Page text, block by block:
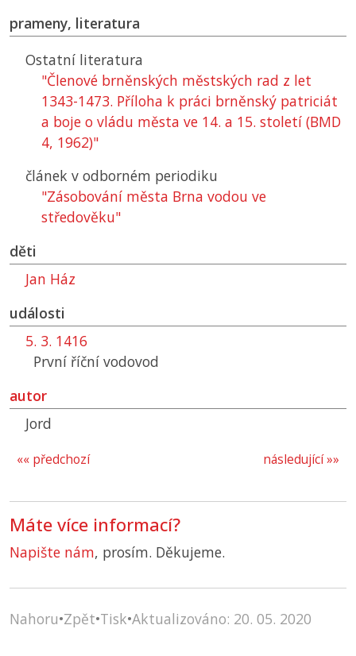
prameny, literatura
Ostatní literatura
"Členové brněnských městských rad z let
1343-1473. Příloha k práci brněnský patriciát
a boje o vládu města ve 14. a 15. století (BMD
4, 1962)"
článek v odborném periodiku
"Zásobování města Brna vodou ve
středověku"
děti
Jan Ház
události
5. 3. 1416
První říční vodovod
autor
Jord
následující »»
«« předchozí
Máte více informací?
Napište nám, prosím. Děkujeme.
Nahoru•Zpět•Tisk•Aktualizováno: 20. 05. 2020